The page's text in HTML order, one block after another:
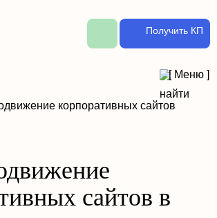
Получить КП
[ Меню ]
корпоративных сайтов
сайтов в